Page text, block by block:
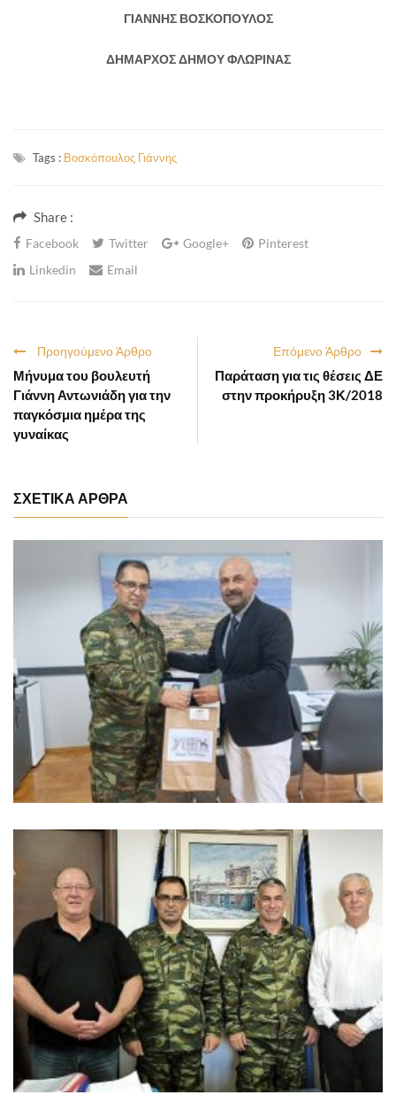
ΓΙΑΝΝΗΣ ΒΟΣΚΟΠΟΥΛΟΣ
ΔΗΜΑΡΧΟΣ ΔΗΜΟΥ ΦΛΩΡΙΝΑΣ
Tags : Βοσκόπουλος Γιάννης
Share :
Facebook Twitter Google+
Pinterest
Linkedin
Email
Επόμενο Άρθρο
Παράταση για τις θέσεις ΔΕ
στην προκήρυξη 3Κ/2018
Προηγούμενο Άρθρο
Μήνυμα του βουλευτή
Γιάννη Αντωνιάδη για την
παγκόσμια ημέρα της
γυναίκας
ΣΧΕΤΙΚΑ ΑΡΘΡΑ